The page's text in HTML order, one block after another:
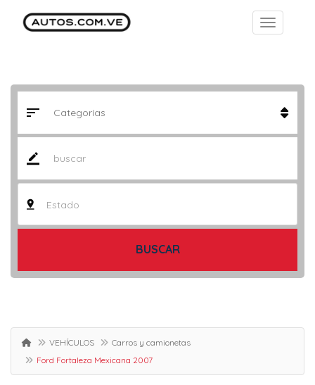
Estado
BUSCAR
VEHÍCULOS
Carros y camionetas
Ford Fortaleza Mexicana 2007